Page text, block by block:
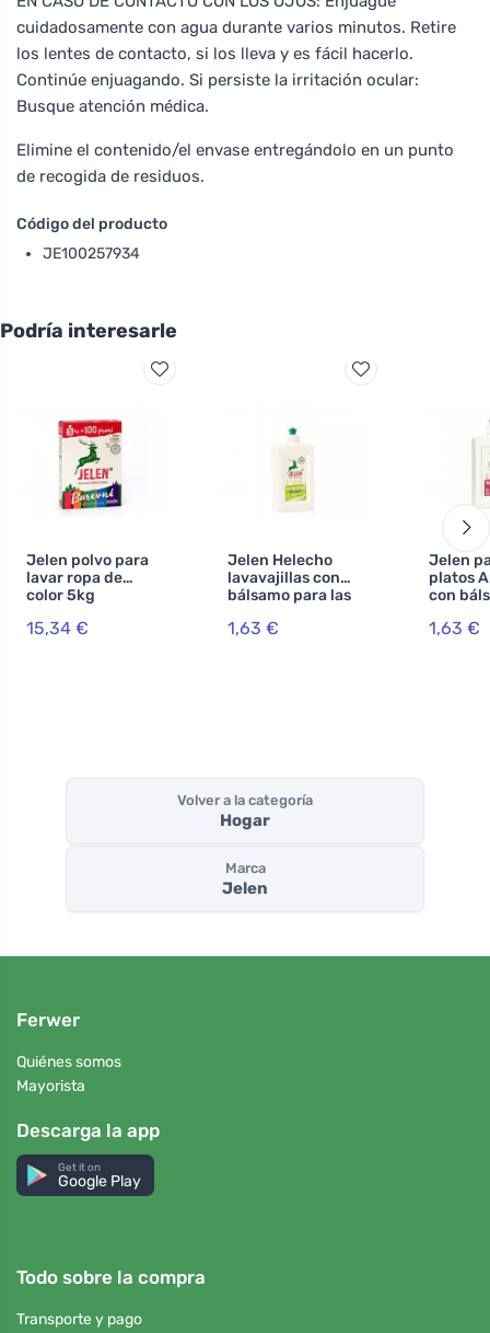
cuidadosamente con agua durante varios minutos. Retire
los lentes de contacto, si los lleva y es fácil hacerlo.
Continúe enjuagando. Si persiste la irritación ocular:
Busque atención médica.
Elimine el contenido/el envase entregándolo en un punto
de recogida de residuos.
Código del producto
JE100257934
Podría interesarle
Jelen polvo para
lavar ropa de
color 5kg
15,34 €
Jelen Helecho
lavavajillas con
bálsamo para las
1,63 €
Jelen
platos
con
1,63 €
Volver a la categoría
Hogar
Marca
Jelen
Ferwer
Quiénes somos
Mayorista
Descarga la app
Get it on
Google Play
Todo sobre la compra
Transporte y pago